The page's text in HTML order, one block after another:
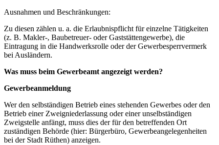
Ausnahmen und Beschränkungen:
Zu diesen zählen u. a. die Erlaubnispflicht für einzelne Tätigkeiten
(z. B. Makler-, Baubetreuer- oder Gaststättengewerbe), die
Eintragung in die Handwerksrolle oder der Gewerbesperrvermerk
bei Ausländern.
Was muss beim Gewerbeamt angezeigt werden?
Gewerbeanmeldung
Wer den selbständigen Betrieb eines stehenden Gewerbes oder den
Betrieb einer Zweigniederlassung oder einer unselbständigen
Zweigstelle anfängt, muss dies der für den betreffenden Ort
zuständigen Behörde (hier: Bürgerbüro, Gewerbeangelegenheiten
bei der Stadt Rüthen) anzeigen.